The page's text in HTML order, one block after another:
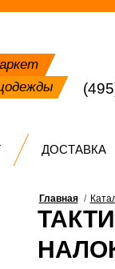
ДОСТАВКА
Главная /